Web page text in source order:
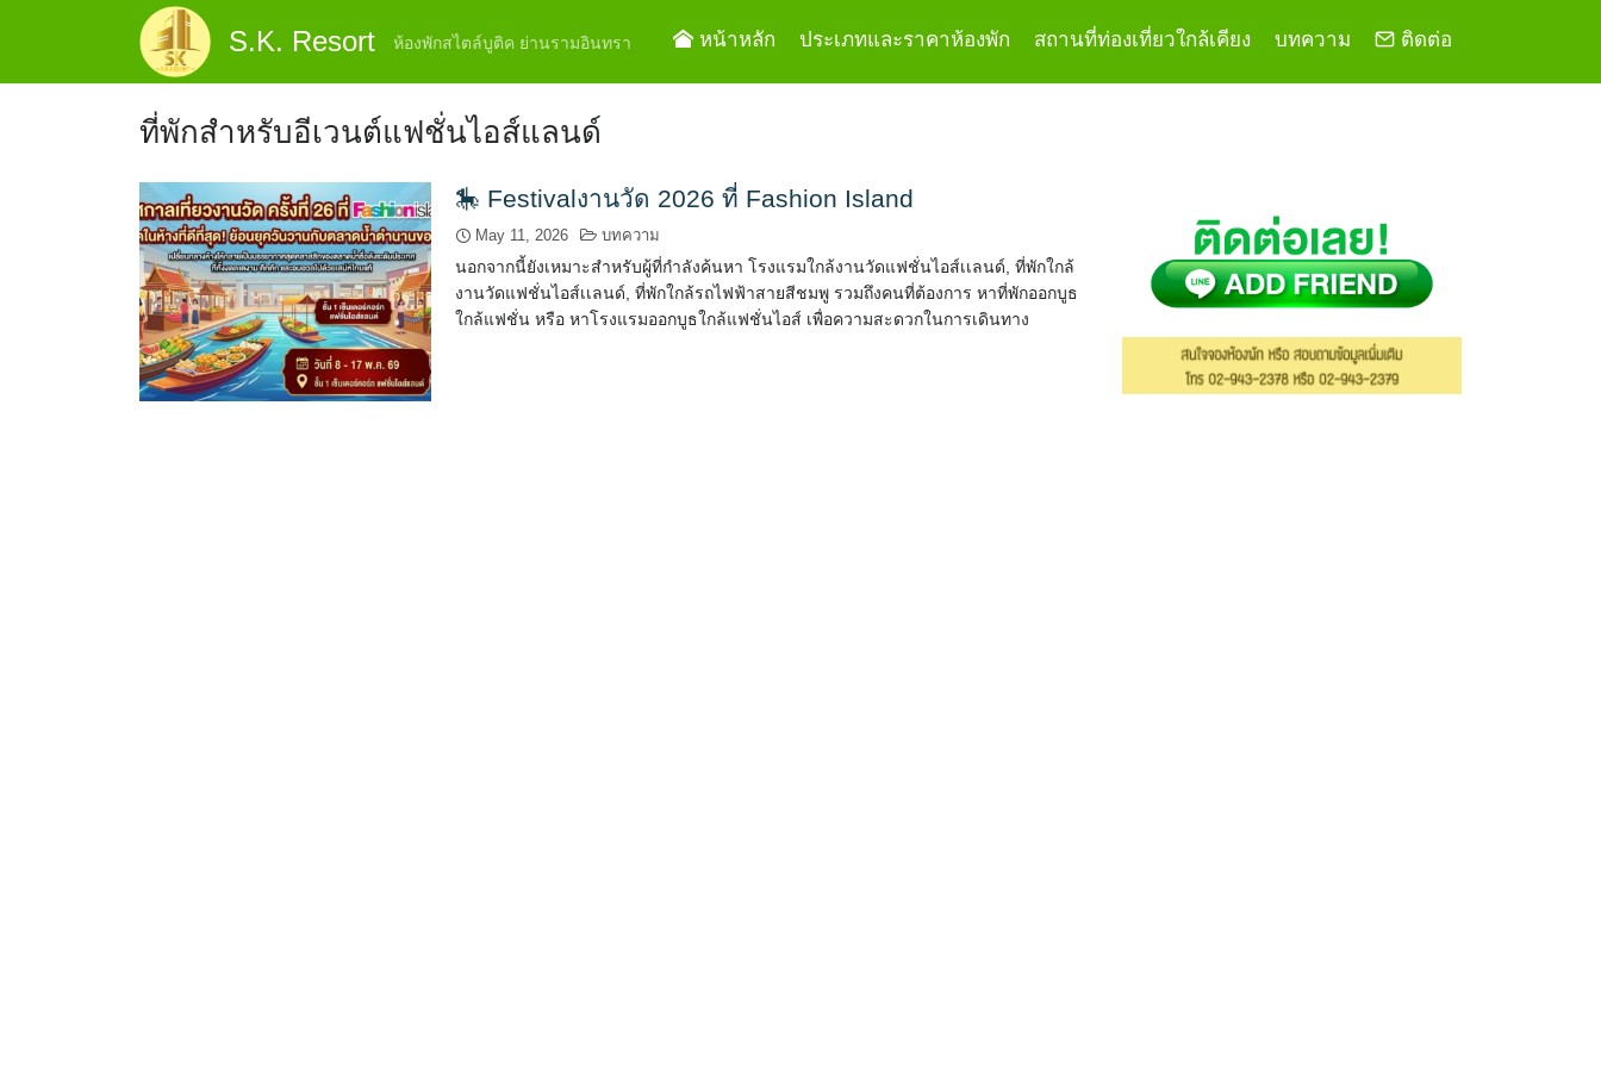
S.K. Resort ห้องพักสไตล์บูติค ย่านรามอินทรา หน้าหลัก ประเภทและราคาห้องพัก สถานที่ท่องเที่ยวใกล้เคียง บทความ ติดต่อ
ที่พักสำหรับอีเวนต์แฟชั่นไอส์แลนด์
🎠 Festivalงานวัด 2026 ที่ Fashion Island
May 11, 2026 บทความ
นอกจากนี้ยังเหมาะสำหรับผู้ที่กำลังค้นหา โรงแรมใกล้งานวัดแฟชั่นไอส์เเลนด์, ที่พักใกล้
งานวัดแฟชั่นไอส์เเลนด์, ที่พักใกล้รถไฟฟ้าสายสีชมพู รวมถึงคนที่ต้องการ หาที่พักออกบูธ
ใกล้แฟชั่น หรือ หาโรงแรมออกบูธใกล้แฟชั่นไอส์ เพื่อความสะดวกในการเดินทาง